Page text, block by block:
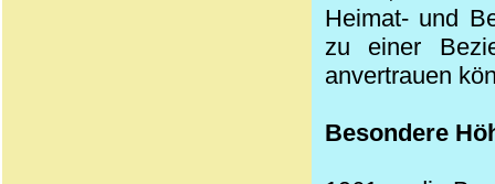
Heimat- und
zu einer
anvertrauen
Besondere